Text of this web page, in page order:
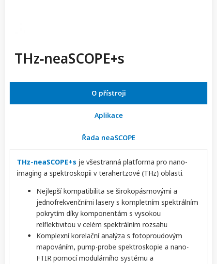
THz-neaSCOPE+s
O přístroji
Aplikace
Řada neaSCOPE
THz-neaSCOPE+s je všestranná platforma pro nano-
imaging a spektroskopii v terahertzové (THz) oblasti.
Nejlepší kompatibilita se širokopásmovými a
jednofrekvenčními lasery s kompletním spektrálním
pokrytím díky komponentám s vysokou
relflektivitou v celém spektrálním rozsahu
Komplexní korelační analýza s fotoproudovým
mapováním, pump-probe spektroskopie a nano-
FTIR pomocí modulárního systému a